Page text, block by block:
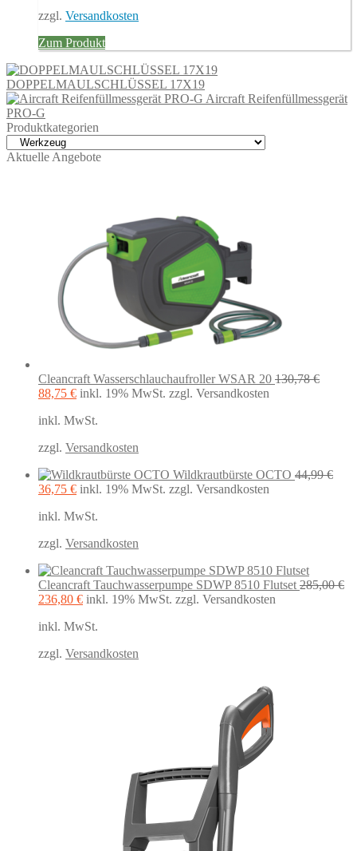
zzgl. Versandkosten
Zum Produkt
DOPPELMAULSCHLÜSSEL 17X19
Aircraft Reifenfüllmessgerät
PRO-G
Produktkategorien
Aktuelle Angebote
Cleancraft Wasserschlauchaufroller WSAR 20 130,78€
Ursprünglicher
war:
88,75 €Aktueller
ist:
inkl. 19% MwSt. zzgl. Versandkosten
inkl. MwSt.
zzgl. Versandkosten
Wildkrautbürste OCTO 44,99€
Ursprünglicher
war:
36,75 €Aktueller
ist:
inkl. 19% MwSt. zzgl. Versandkosten
inkl. MwSt.
zzgl. Versandkosten
Cleancraft Tauchwasserpumpe SDWP 8510 Flutset 285,00€
Ursprünglicher
war:
236,80 €Aktueller
ist:
inkl. 19% MwSt. zzgl. Versandkosten
inkl. MwSt.
zzgl. Versandkosten